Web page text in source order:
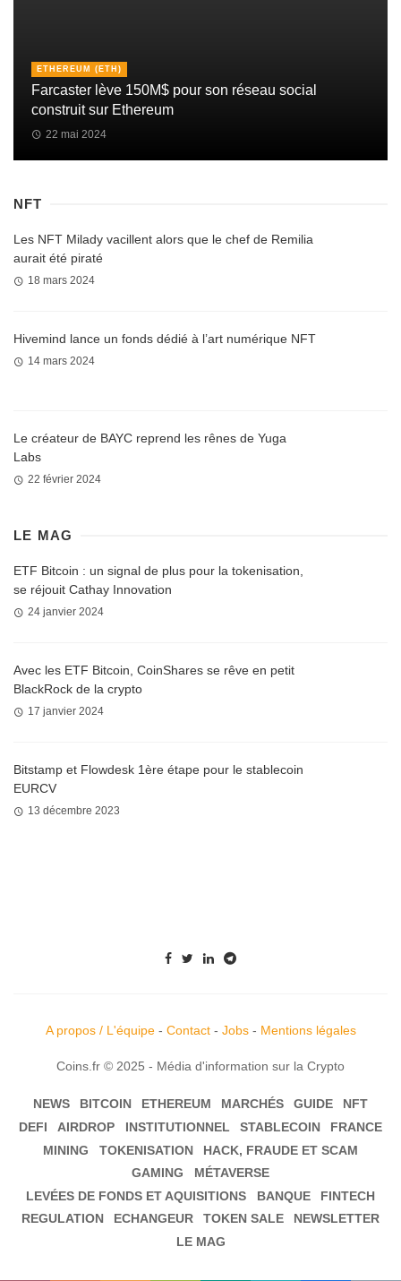
ETHEREUM (ETH)
Farcaster lève 150M$ pour son réseau social
construit sur Ethereum
22 mai 2024
NFT
Les NFT Milady vacillent alors que le chef de Remilia
aurait été piraté
18 mars 2024
Hivemind lance un fonds dédié à l’art numérique NFT
14 mars 2024
Le créateur de BAYC reprend les rênes de Yuga
Labs
22 février 2024
LE MAG
ETF Bitcoin : un signal de plus pour la tokenisation,
se réjouit Cathay Innovation
24 janvier 2024
Avec les ETF Bitcoin, CoinShares se rêve en petit
BlackRock de la crypto
17 janvier 2024
Bitstamp et Flowdesk 1ère étape pour le stablecoin
EURCV
13 décembre 2023
A propos / L'équipe- Contact- Jobs- Mentions légales
Coins.fr © 2025 - Média d'information sur la Crypto
NEWS BITCOIN ETHEREUM MARCHÉS GUIDE
NFT
DEFI
AIRDROP INSTITUTIONNEL STABLECOIN
FRANCE
MINING
TOKENISATION
HACK, FRAUDE ET SCAM
GAMING
MÉTAVERSE
LEVÉES DE FONDS ET AQUISITIONS
BANQUE
FINTECH
REGULATION
ECHANGEUR TOKEN SALE
NEWSLETTER
LE MAG